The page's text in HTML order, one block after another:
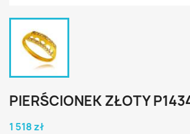
PIERŚCIONEK ZŁOTY
1 518 zł